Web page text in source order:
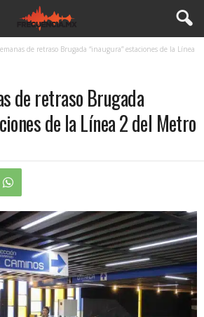
de retraso Brugada “inaugura” estaciones de la Línea
de retraso Brugada
de la Línea 2 del Metro